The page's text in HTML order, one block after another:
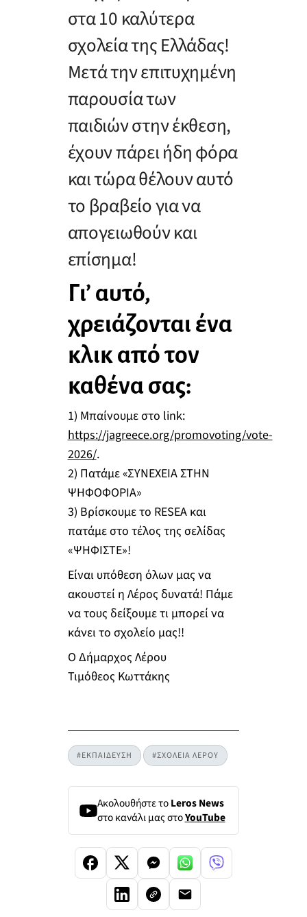
στα 10 καλύτερα
σχολεία της Ελλάδας!
Μετά την επιτυχημένη
παρουσία των
παιδιών στην έκθεση,
έχουν πάρει ήδη φόρα
και τώρα θέλουν αυτό
το βραβείο για να
απογειωθούν και
επίσημα!
Γι’ αυτό,
χρειάζονται ένα
κλικ από τον
καθένα σας:
1) Μπαίνουμε στο link:
https://jagreece.org/promovoting/vote-
2026/.
2) Πατάμε «ΣΥΝΕΧΕΙΑ ΣΤΗΝ
ΨΗΦΟΦΟΡΙΑ»
3) Βρίσκουμε το RESEA και
πατάμε στο τέλος της σελίδας
«ΨΗΦΙΣΤΕ»!
Είναι υπόθεση όλων μας να
ακουστεί η Λέρος δυνατά! Πάμε
να τους δείξουμε τι μπορεί να
κάνει το σχολείο μας!!
Ο Δήμαρχος Λέρου
Τιμόθεος Κωττάκης
#ΕΚΠΑΙΔΕΥΣΗ #ΣΧΟΛΕΙΑ ΛΕΡΟΥ
Ακολουθήστε τοLeros News
στο κανάλι μας στοYouTube